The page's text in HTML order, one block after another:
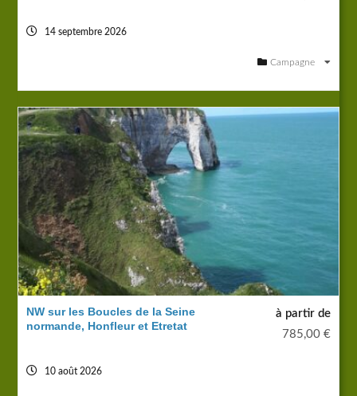
14 septembre 2026
Campagne
NW sur les Boucles de la Seine
normande, Honfleur et Etretat
à partir de
785,00 €
10 août 2026